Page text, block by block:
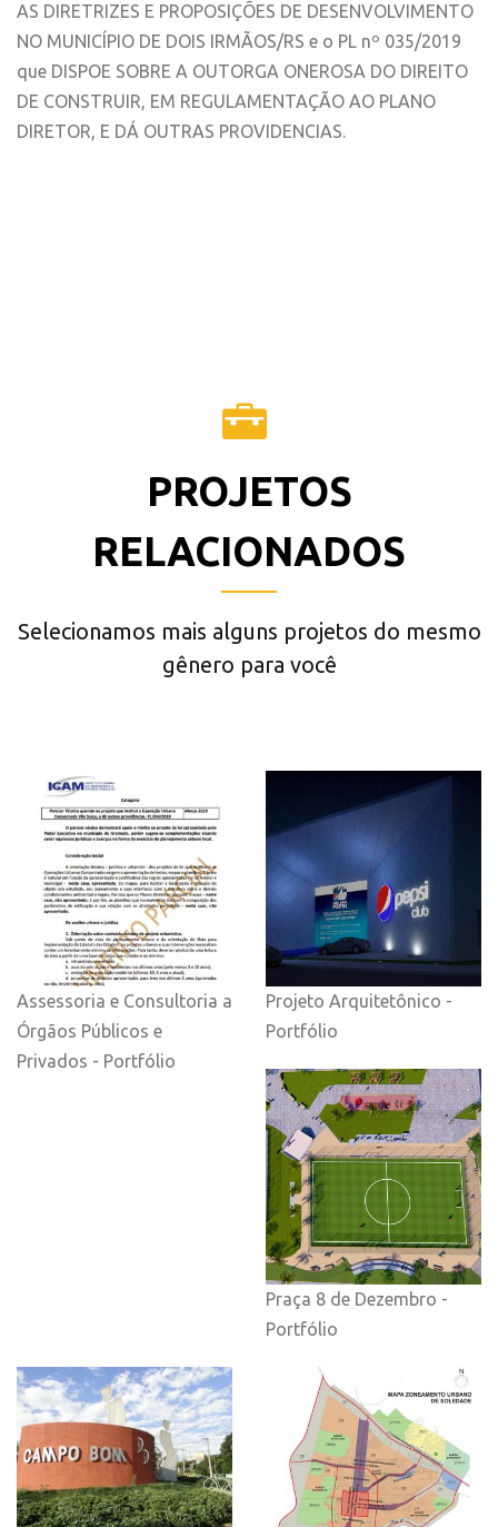
AS DIRETRIZES E PROPOSIÇÕES DE DESENVOLVIMENTO
NO MUNICÍPIO DE DOIS IRMÃOS/RS e o PL nº 035/2019
que DISPOE SOBRE A OUTORGA ONEROSA DO DIREITO
DE CONSTRUIR, EM REGULAMENTAÇÃO AO PLANO
DIRETOR, E DÁ OUTRAS PROVIDENCIAS.
PROJETOS
RELACIONADOS
Selecionamos mais alguns projetos do mesmo
gênero para você
Assessoria e Consultoria a
Órgãos Públicos e
Privados - Portfólio
Projeto Arquitetônico -
Portfólio
Praça 8 de Dezembro -
Portfólio